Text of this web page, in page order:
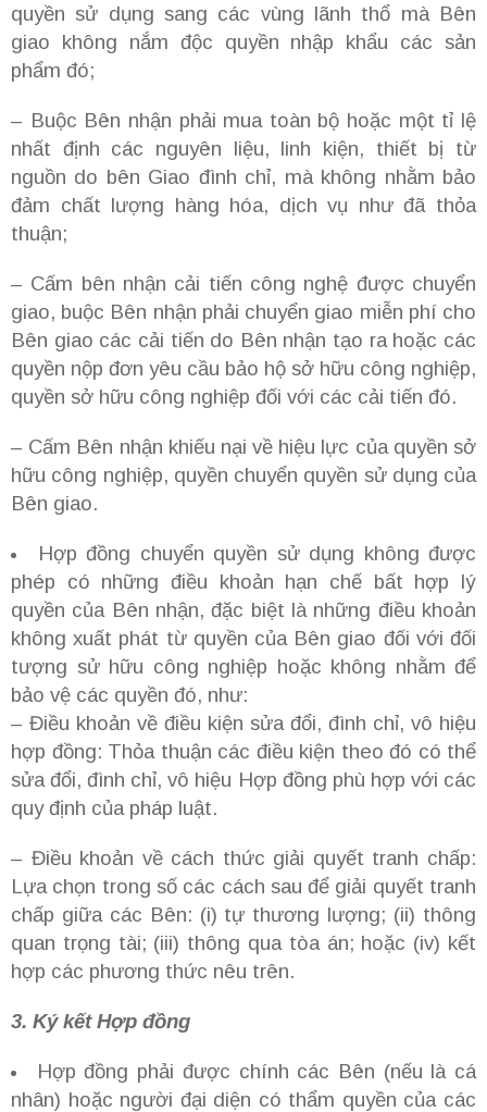
quyền sử dụng sang các vùng lãnh thổ mà Bên
giao không nắm độc quyền nhập khẩu các sản
phẩm đó;
– Buộc Bên nhận phải mua toàn bộ hoặc một tỉ lệ
nhất định các nguyên liệu, linh kiện, thiết bị từ
nguồn do bên Giao đình chỉ, mà không nhằm bảo
đảm chất lượng hàng hóa, dịch vụ như đã thỏa
thuận;
– Cấm bên nhận cải tiến công nghệ được chuyển
giao, buộc Bên nhận phải chuyển giao miễn phí cho
Bên giao các cải tiến do Bên nhận tạo ra hoặc các
quyền nộp đơn yêu cầu bảo hộ sở hữu công nghiệp,
quyền sở hữu công nghiệp đối với các cải tiến đó.
– Cấm Bên nhận khiếu nại về hiệu lực của quyền sở
hữu công nghiệp, quyền chuyển quyền sử dụng của
Bên giao.
Hợp đồng chuyển quyền sử dụng không được
phép có những điều khoản hạn chế bất hợp lý
quyền của Bên nhận, đặc biệt là những điều khoản
không xuất phát từ quyền của Bên giao đối với đối
tượng sử hữu công nghiệp hoặc không nhằm để
bảo vệ các quyền đó, như:
– Điều khoản về điều kiện sửa đổi, đình chỉ, vô hiệu
hợp đồng: Thỏa thuận các điều kiện theo đó có thể
sửa đổi, đình chỉ, vô hiệu Hợp đồng phù hợp với các
quy định của pháp luật.
– Điều khoản về cách thức giải quyết tranh chấp:
Lựa chọn trong số các cách sau để giải quyết tranh
chấp giữa các Bên: (i) tự thương lượng; (ii) thông
quan trọng tài; (iii) thông qua tòa án; hoặc (iv) kết
hợp các phương thức nêu trên.
3. Ký kết Hợp đồng
Hợp đồng phải được chính các Bên (nếu là cá
nhân) hoặc người đại diện có thẩm quyền của các